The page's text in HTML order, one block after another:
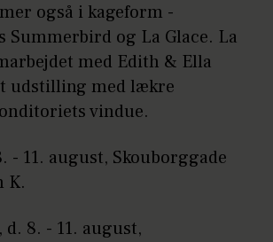
også i kageform -
Summerbird og La Glace. La
med Edith & Ella
udstilling med lækre
vindue.
- 11. august, Skouborggade
K.
8. - 11. august,